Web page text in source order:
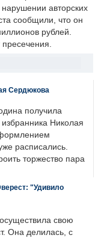
авторских
сообщили, что он
рублей.
пресечения.
Сердюкова
получила
Николая
расписались.
торжество пара
"Удивило
свою
Она делилась, с